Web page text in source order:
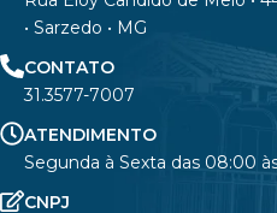
• Sarzedo • MG
CONTATO
31.3577-7007
ATENDIMENTO
Segunda à Sexta das 08:00
CNPJ